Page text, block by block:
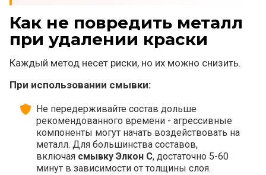
Как не повредить металл
при удалении краски
Каждый метод несет риски, но их можно снизить.
При использовании смывки:
Не передерживайте состав дольше
рекомендованного времени - агрессивные
компоненты могут начать воздействовать на
металл. Для большинства составов,
включая смывку Элкон С, достаточно 5-60
минут в зависимости от толщины слоя.